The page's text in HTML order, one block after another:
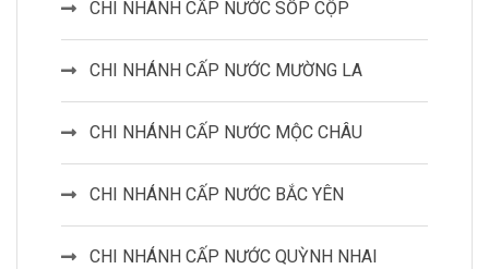
CHI NHÁNH CẤP NƯỚC SỐP CỘP
CHI NHÁNH CẤP NƯỚC MƯỜNG LA
CHI NHÁNH CẤP NƯỚC MỘC CHÂU
CHI NHÁNH CẤP NƯỚC BẮC YÊN
CHI NHÁNH CẤP NƯỚC QUỲNH NHAI